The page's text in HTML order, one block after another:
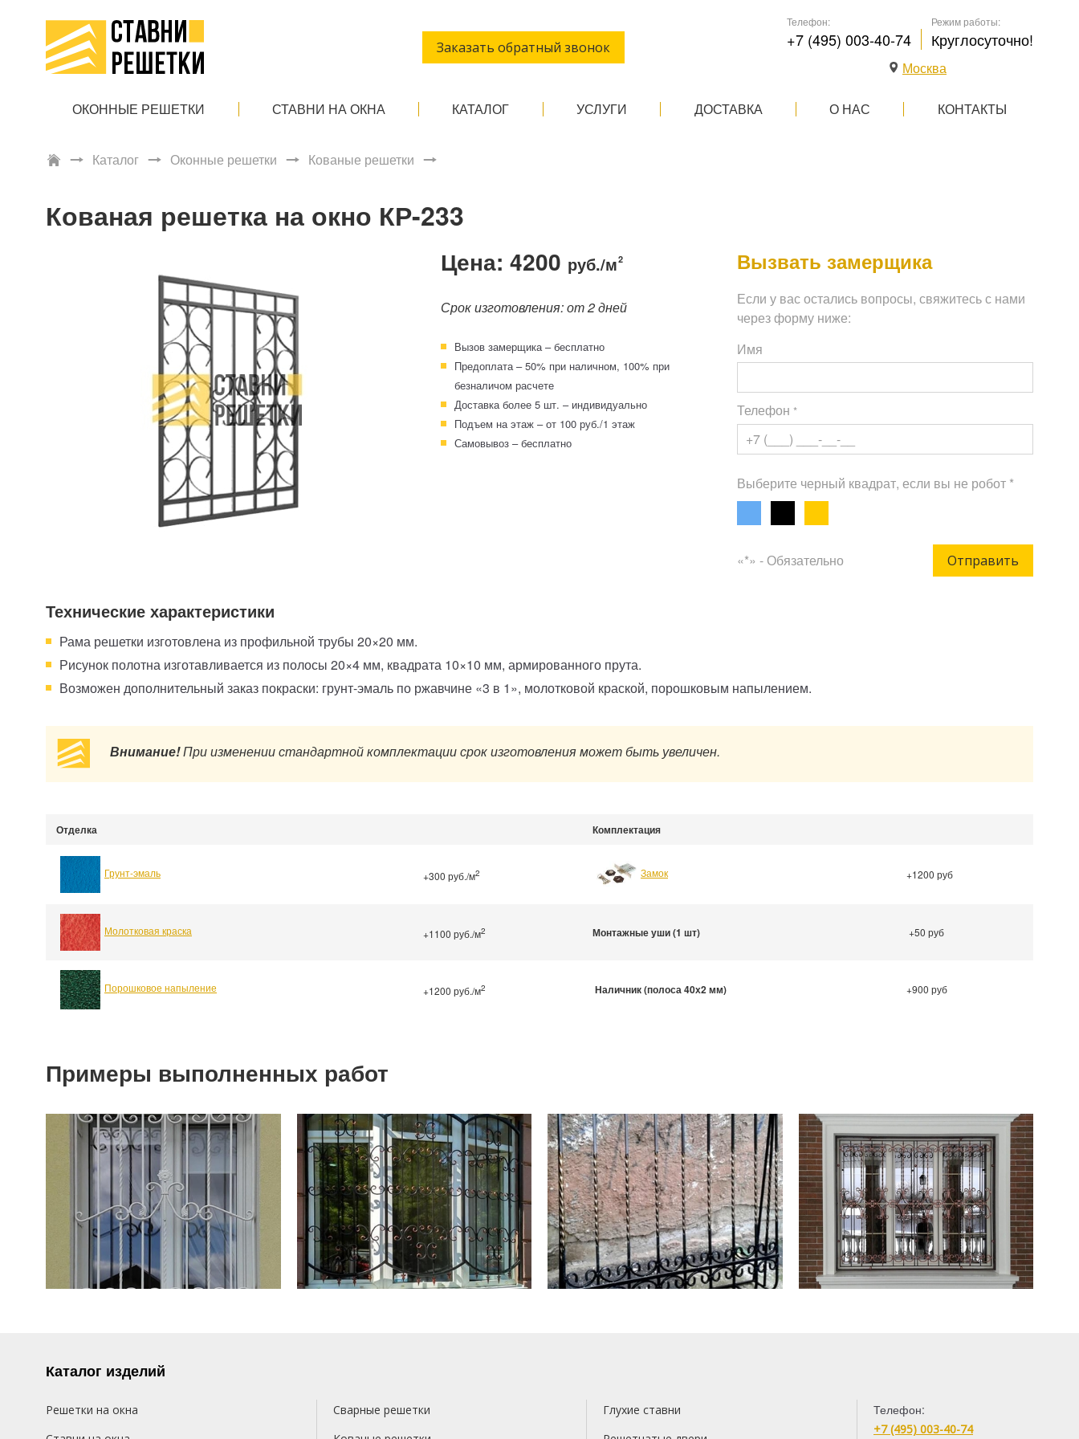
Заказать обратный звонок
Телефон:
+7 (495) 003-40-74
Режим работы:
Круглосуточно!
Москва
ОКОННЫЕ РЕШЕТКИ СТАВНИ НА ОКНА КАТАЛОГ УСЛУГИ ДОСТАВКА О НАС КОНТАКТЫ
Каталог Оконные решетки Кованые решетки
Кованая решетка на окно КР-233
Цена: 4200 руб./м2
Срок изготовления: от 2 дней
Вызов замерщика – бесплатно
Предоплата – 50% при наличном, 100% при
безналичом расчете
Доставка более 5 шт. – индивидуально
Подъем на этаж – от 100 руб./1 этаж
Самовывоз – бесплатно
Вызвать замерщика
Если у вас остались вопросы, свяжитесь с нами
через форму ниже:
Имя
Телефон *
Выберите черный квадрат, если вы не робот *
«*» - Обязательно Отправить
Технические характеристики
Рама решетки изготовлена из профильной трубы 20×20 мм.
Рисунок полотна изготавливается из полосы 20×4 мм, квадрата 10×10 мм, армированного прута.
Возможен дополнительный заказ покраски: грунт-эмаль по ржавчине «3 в 1», молотковой краской, порошковым напылением.
Внимание!При изменении стандартной комплектации срок изготовления может быть увеличен.
Отделка Комплектация
Грунт-эмаль +300 руб./м2 Замок +1200 руб
Молотковая краска +1100 руб./м2 Монтажные уши (1 шт) +50 руб
Порошковое напыление +1200 руб./м2 Наличник (полоса 40х2 мм) +900 руб
Примеры выполненных работ
Каталог изделий
Решетки на окна
Сварные решетки
Глухие ставни
Телефон:
+7 (495) 003-40-74